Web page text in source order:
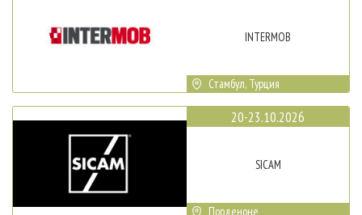
INTERMOB
Стамбул, Турция
20-23.10.2026
SICAM
Порденоне